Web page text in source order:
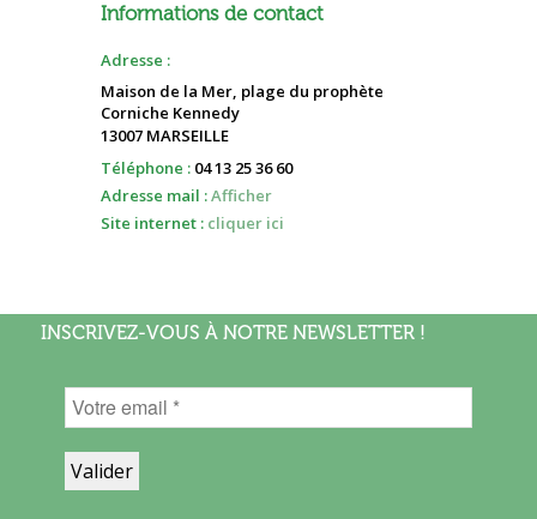
Informations de contact
Adresse :
Maison de la Mer, plage du prophète
Corniche Kennedy
13007 MARSEILLE
Téléphone :04 13 25 36 60
Adresse mail :Afficher
Site internet : cliquer ici
INSCRIVEZ-VOUS À NOTRE NEWSLETTER !